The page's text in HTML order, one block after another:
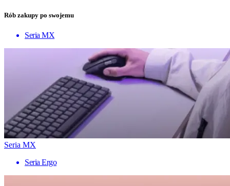
Rób zakupy po swojemu
Seria MX
Seria MX
Seria Ergo